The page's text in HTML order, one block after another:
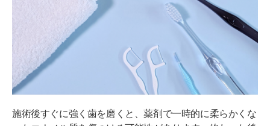
施術後すぐに強く歯を磨くと、薬剤で一時的に柔らかくな